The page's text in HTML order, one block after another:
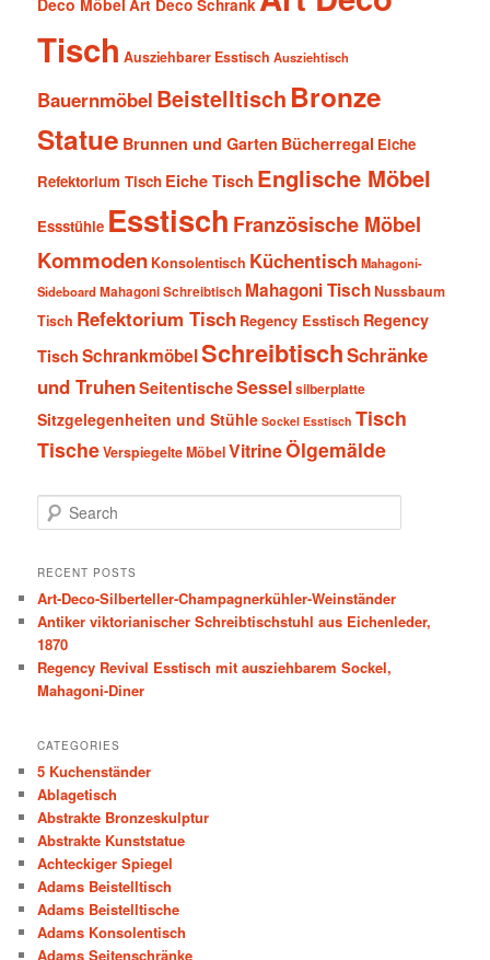
Deco Möbel Art Deco Schrank
Tisch Ausziehbarer Esstisch Ausziehtisch
Bauernmöbel Beistelltisch Bronze
Statue Brunnen und Garten Bücherregal Eiche
Refektorium Tisch Eiche Tisch Englische Möbel
Essstühle Esstisch Französische Möbel
Kommoden Konsolentisch Küchentisch Mahagoni-
SideboardMahagoni Schreibtisch Mahagoni TischNussbaum
Tisch Refektorium Tisch Regency Esstisch Regency
Tisch SchrankmöbelSchreibtischSchränke
und TruhenSeitentischeSesselsilberplatte
Sitzgelegenheiten und Stühle Sockel Esstisch Tisch
TischeVerspiegelte MöbelVitrineÖlgemälde
e
r
h
RECENT POSTS
Art-Deco-Silberteller-Champagnerkühler-Weinständer
Antiker viktorianischer Schreibtischstuhl aus Eichenleder,
1870
Regency Revival Esstisch mit ausziehbarem Sockel,
Mahagoni-Diner
CATEGORIES
5 Kuchenständer
Ablagetisch
Abstrakte Bronzeskulptur
Abstrakte Kunststatue
Achteckiger Spiegel
Adams Beistelltisch
Adams Beistelltische
Adams Konsolentisch
Adams Seitenschränke